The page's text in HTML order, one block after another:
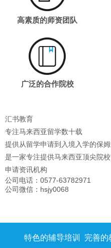
高素质的师资团队
广泛的合作院校
汇书教育
专注马来西亚留学数十载
提供从留学申请到入境入学的保
是一家专注提供马来西亚顶尖院
申请资讯机构
公司电话：0577-63782971
公司微信：hsjy0068
特色的辅导培训 完善